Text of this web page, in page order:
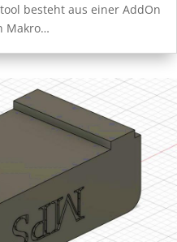
besteht aus einer AddOn
Makro…